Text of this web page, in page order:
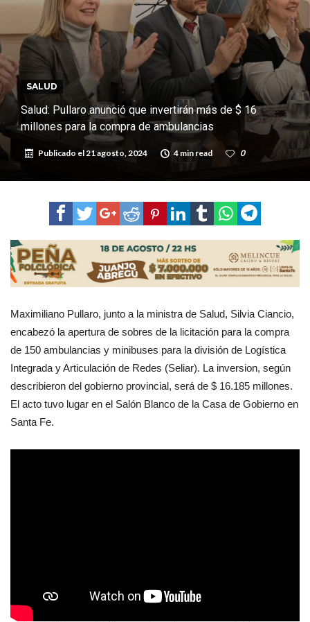
impacto real en la región
Cañada del Ucle se prepara para la 5ª edición de la Expo Dose
Distinguieron a Ramiro Maldonado, el campeón juvenil de malambo
de Los Quirquinchos
Villada: evalúan obras preventivas ante posibles lluvias intensas
SALUD
Salud: Pullaro anunció que invertirán más de $ 16
millones para la compra de ambulancias
Publicado el 21 agosto, 2024 4 min read 0
Maximiliano Pullaro, junto a la ministra de Salud, Silvia Ciancio,
encabezó la apertura de sobres de la licitación para la compra
de 150 ambulancias y minibuses para la división de Logística
Integrada y Articulación de Redes (Seliar). La inversion, según
describieron del gobierno provincial, será de $ 16.185 millones.
El acto tuvo lugar en el Salón Blanco de la Casa de Gobierno en
Santa Fe.